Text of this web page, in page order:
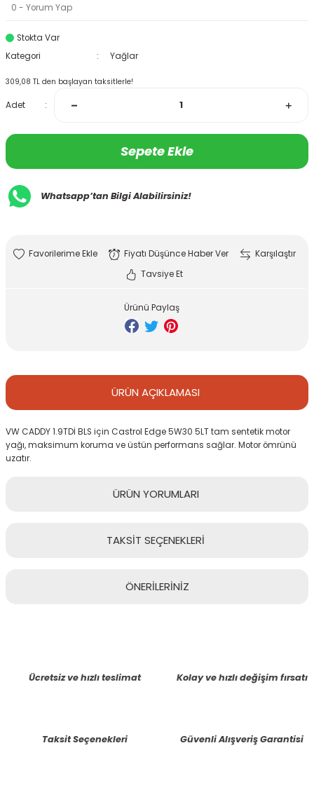
0 - Yorum Yap
Stokta Var
Kategori
Yağlar
309,08 TL den başlayan taksitlerle!
Adet
Sepete Ekle
Whatsapp’tan Bilgi Alabilirsiniz!
Fiyatı Düşünce Haber Ver
Karşılaştır
Tavsiye Et
Ürünü Paylaş
ÜRÜN AÇIKLAMASI
VW CADDY 1.9TDİ BLS için Castrol Edge 5W30 5LT tam sentetik motor
yağı, maksimum koruma ve üstün performans sağlar. Motor ömrünü
uzatır.
ÜRÜN YORUMLARI
TAKSİT SEÇENEKLERİ
ÖNERİLERİNİZ
Ürün bilgilerinde hatalar bulunuyor.
Ücretsiz ve hızlı teslimat Kolay ve hızlı değişim fırsatı
Taksit Seçenekleri Güvenli Alışveriş Garantisi